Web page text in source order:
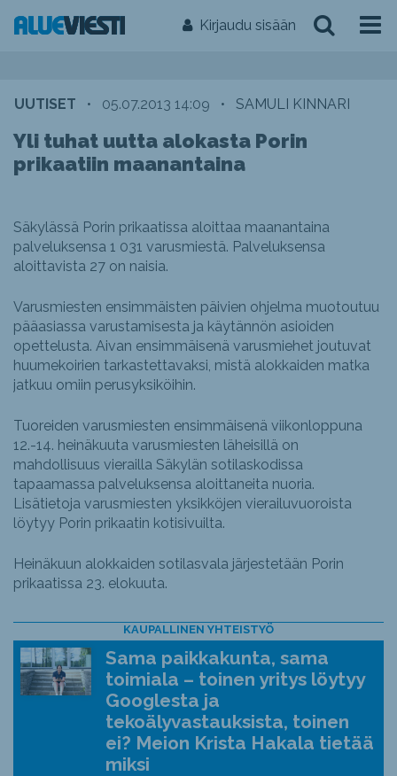
Kirjaudu sisään
UUTISET • 05.07.2013 14:09 • SAMULI KINNARI
Yli tuhat uutta alokasta Porin
prikaatiin maanantaina
Säkylässä Porin prikaatissa aloittaa maanantaina
palveluksensa 1 031 varusmiestä. Palveluksensa
aloittavista 27 on naisia.
Varusmiesten ensimmäisten päivien ohjelma muotoutuu
pääasiassa varustamisesta ja käytännön asioiden
opettelusta. Aivan ensimmäisenä varusmiehet joutuvat
huumekoirien tarkastettavaksi, mistä alokkaiden matka
jatkuu omiin perusyksiköihin.
Tuoreiden varusmiesten ensimmäisenä viikonloppuna
12.-14. heinäkuuta varusmiesten läheisillä on
mahdollisuus vierailla Säkylän sotilaskodissa
tapaamassa palveluksensa aloittaneita nuoria.
Lisätietoja varusmiesten yksikköjen vierailuvuoroista
löytyy Porin prikaatin kotisivuilta.
Heinäkuun alokkaiden sotilasvala järjestetään Porin
prikaatissa 23. elokuuta.
KAUPALLINEN YHTEISTYÖ
Sama paikkakunta, sama
toimiala – toinen yritys löytyy
Googlesta ja
tekoälyvastauksista, toinen
ei? Meion Krista Hakala tietää
miksi